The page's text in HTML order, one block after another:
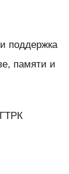
поддержка
памяти и